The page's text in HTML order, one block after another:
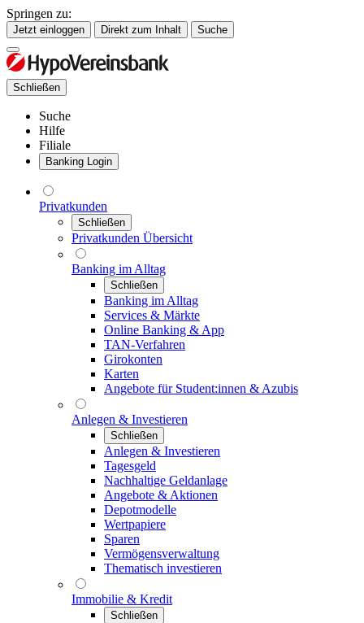
Springen zu:
Jetzt einloggen Direkt zum Inhalt Suche
Schließen
Suche
Hilfe
Filiale
Banking Login
Privatkunden
Schließen
Privatkunden Übersicht
Banking im Alltag
Schließen
Banking im Alltag
Services & Märkte
Online Banking & App
TAN-Verfahren
Girokonten
Karten
Angebote für Student:innen & Azubis
Anlegen & Investieren
Schließen
Anlegen & Investieren
Tagesgeld
Nachhaltige Geldanlage
Angebote & Aktionen
Depotmodelle
Wertpapiere
Sparen
Vermögensverwaltung
Thematisch investieren
Immobilie & Kredit
Schließen